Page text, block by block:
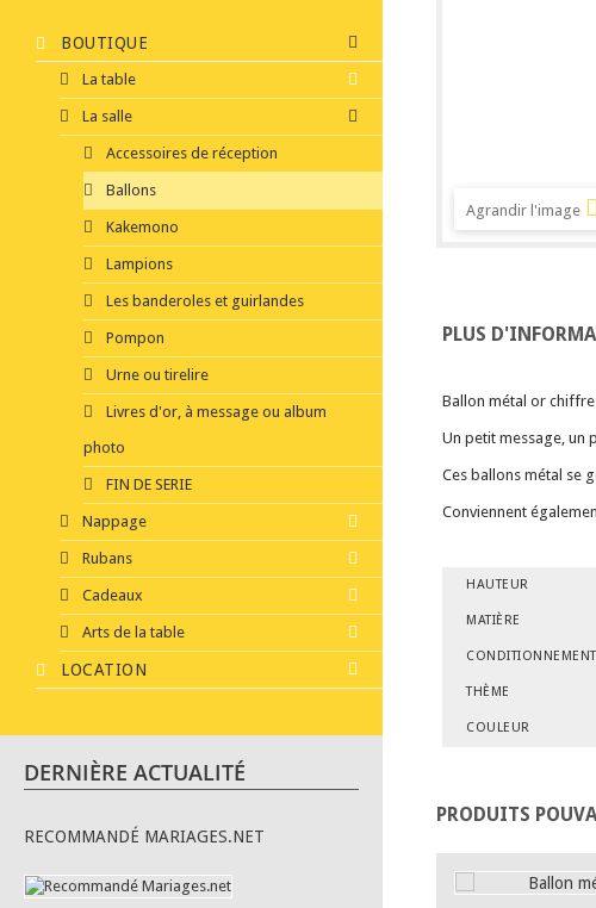
BOUTIQUE
La table
La salle
Accessoires de réception
Ballons
Kakemono
Lampions
Les banderoles et guirlandes
Pompon
Urne ou tirelire
Livres d'or, à message ou album
photo
FIN DE SERIE
Nappage
Rubans
Cadeaux
Arts de la table
LOCATION
DERNIÈRE ACTUALITÉ
RECOMMANDÉ MARIAGES.NET
Agrandir l'image
PLUS
Ballon métal or
Un petit message, un
Ces ballons métal se
Conviennent
HAUTEUR
MATIÈRE
CONDITIONNEMENT
THÈME
COULEUR
PRODUITS